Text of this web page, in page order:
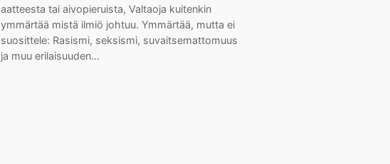
aatteesta tai aivopieruista, Valtaoja kuitenkin
ymmärtää mistä ilmiö johtuu. Ymmärtää, mutta ei
suosittele: Rasismi, seksismi, suvaitsemattomuus
ja muu erilaisuuden…